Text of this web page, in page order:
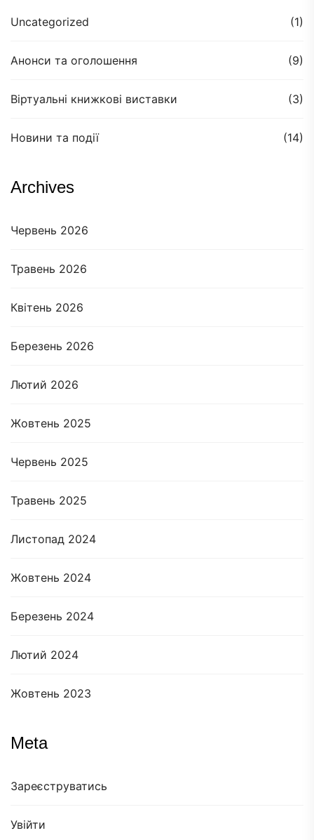
Uncategorized (1)
Анонси та оголошення (9)
Віртуальні книжкові виставки (3)
Новини та події (14)
Archives
Червень 2026
Травень 2026
Квітень 2026
Березень 2026
Лютий 2026
Жовтень 2025
Червень 2025
Травень 2025
Листопад 2024
Жовтень 2024
Березень 2024
Лютий 2024
Жовтень 2023
Meta
Зареєструватись
Увійти